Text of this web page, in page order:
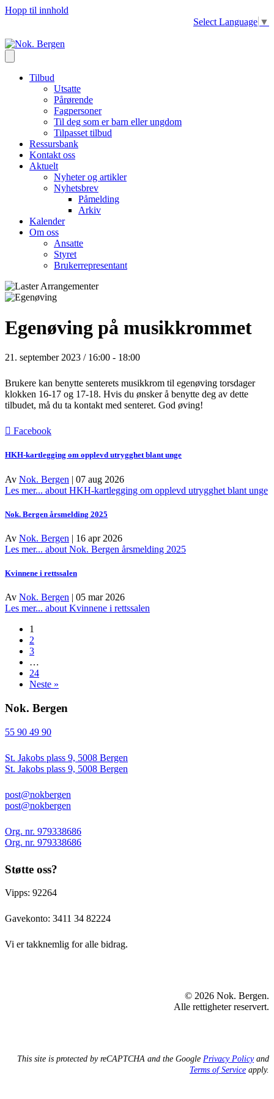
Hopp til innhold
Select Language ▼
Tilbud
Utsatte
Pårørende
Fagpersoner
Til deg som er barn eller ungdom
Tilpasset tilbud
Ressursbank
Kontakt oss
Aktuelt
Nyheter og artikler
Nyhetsbrev
Påmelding
Arkiv
Kalender
Om oss
Ansatte
Styret
Brukerrepresentant
Egenøving på musikkrommet
21. september 2023 / 16:00 - 18:00
Brukere kan benytte senterets musikkrom til egenøving torsdager
klokken 16-17 og 17-18. Hvis du ønsker å benytte deg av dette
tilbudet, må du ta kontakt med senteret. God øving!
Facebook
HKH-kartlegging om opplevd utrygghet blant unge
Av Nok. Bergen | 07 aug 2026
Les mer... about HKH-kartlegging om opplevd utrygghet blant unge
Nok. Bergen årsmelding 2025
Av Nok. Bergen | 16 apr 2026
Les mer... about Nok. Bergen årsmelding 2025
Kvinnene i rettssalen
Av Nok. Bergen | 05 mar 2026
Les mer... about Kvinnene i rettssalen
1
2
3
…
24
Neste »
Nok. Bergen
55 90 49 90
St. Jakobs plass 9, 5008 Bergen
St. Jakobs plass 9, 5008 Bergen
post@nokbergen
post@nokbergen
Org. nr. 979338686
Org. nr. 979338686
Støtte oss?
Vipps: 92264
Gavekonto: 3411 34 82224
Vi er takknemlig for alle bidrag.
© 2026 Nok. Bergen.
Alle rettigheter reservert.
This site is protected by reCAPTCHA and the Google Privacy Policyand
Terms of Service apply.